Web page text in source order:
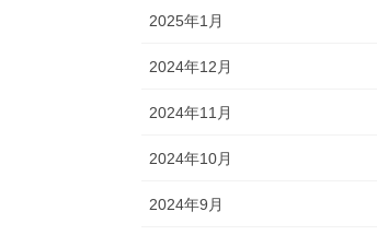
2025年1月
2024年12月
2024年11月
2024年10月
2024年9月